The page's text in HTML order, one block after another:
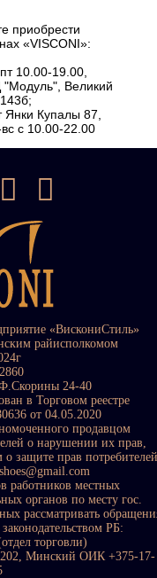
приобрести
«VISCONI»:
10.00-19.00,
Великий
Янки Купалы 87,
с 10.00-22.00
«ВискониСтиль»
райисполкомом
24-40
в Торговом реестре
от 04.05.2020
продавцом
о нарушении их прав,
о защите прав потребителей
работников местных
органов по месту гос.
рассматривать
РБ:
торговли)
Минский ОИК +375-17-